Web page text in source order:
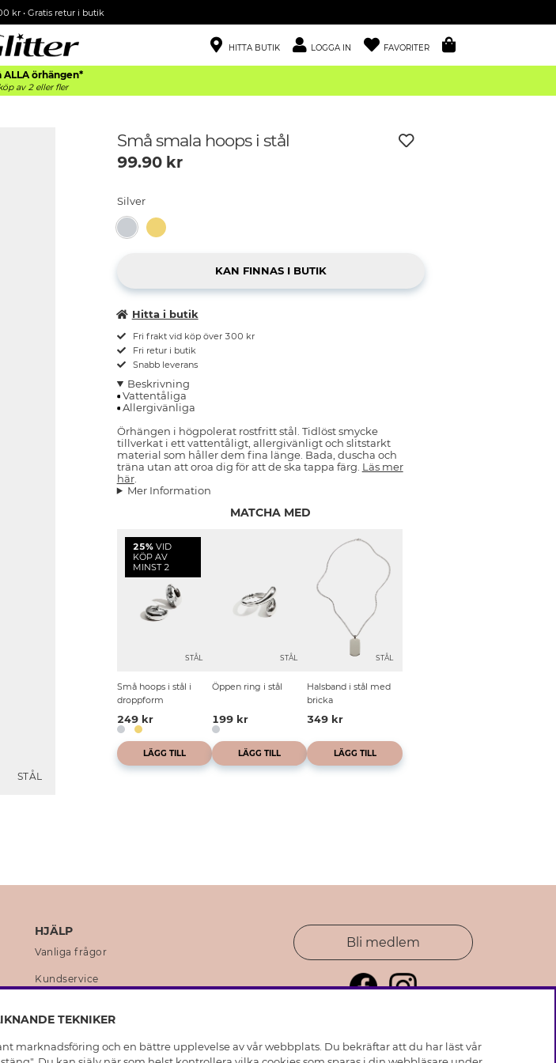
kr• Gratis retur i butik
HITTA BUTIK LOGGA IN FAVORITER
ALLA örhängen*
av 2 eller fler
STÅL
Små smala hoops i stål
99.90kr
Silver
Hitta i butik
Fri frakt vid köp över 300 kr
Fri retur i butik
Snabb leverans
Beskrivning
Vattentåliga
Allergivänliga
Örhängen i högpolerat rostfritt stål. Tidlöst smycke
tillverkat i ett vattentåligt, allergivänligt och slitstarkt
material som håller dem fina länge. Bada, duscha och
träna utan att oroa dig för att de ska tappa färg. Läs mer
här.
Mer Information
MATCHA MED
25%VID
KÖP AV
MINST 2
STÅL
Små hoops i stål i
droppform
249 kr
LÄGG TILL
STÅL
Öppen ring i stål
199 kr
LÄGG TILL
STÅL
Halsband i stål med
bricka
349 kr
LÄGG TILL
HJÄLP
Vanliga frågor
Kundservice
Skötselråd skinnhandskar
Bli medlem
TEKNIKER
marknadsföring och en bättre upplevelse av vår webbplats. Du bekräftar att du har läst vår